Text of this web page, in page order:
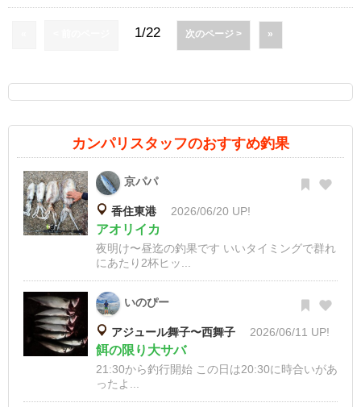
1/22 次のページ > »
カンパリスタッフのおすすめ釣果
京パパ
香住東港 2026/06/20 UP!
アオリイカ
夜明け〜昼迄の釣果です いいタイミングで群れ
にあたり2杯ヒッ...
いのぴー
アジュール舞子〜西舞子 2026/06/11 UP!
餌の限り大サバ
21:30から釣行開始 この日は20:30に時合いがあ
ったよ...